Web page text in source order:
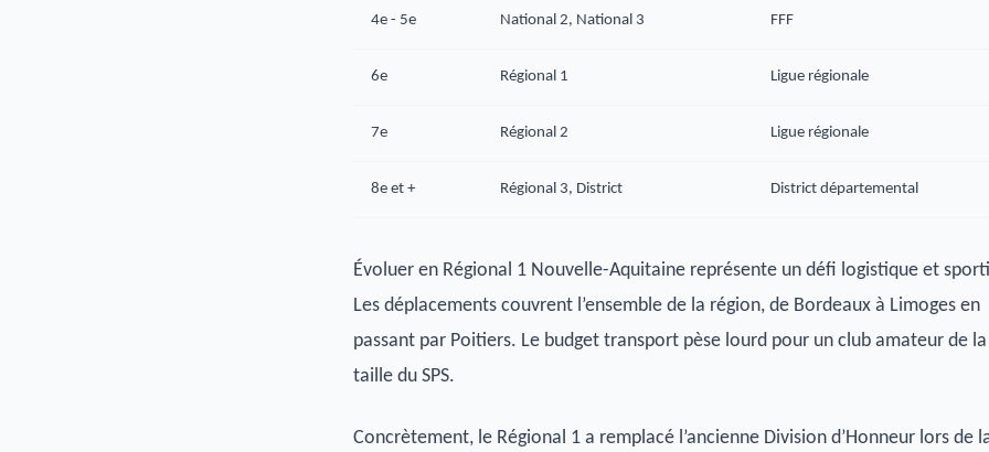
4e - 5e National 2, National 3 FFF
6e Régional 1 Ligue régionale
7e Régional 2 Ligue régionale
8e et + Régional 3, District District départemental
Évoluer en Régional 1 Nouvelle-Aquitaine représente un défi logistique et
Les déplacements couvrent l’ensemble de la région, de Bordeaux à Limoges en
passant par Poitiers. Le budget transport pèse lourd pour un club amateur de la
taille du SPS.
Concrètement, le Régional 1 a remplacé l’ancienne Division d’Honneur lors de